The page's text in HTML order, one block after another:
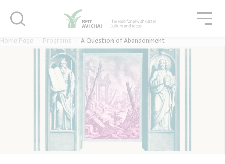
Home Page Programs A Question of Abandonment